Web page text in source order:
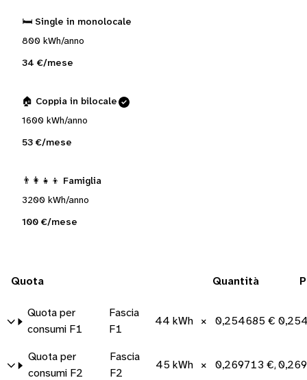
🛏️ Single in monolocale
800 kWh/anno
34 €/mese
🏠 Coppia in bilocale
1600 kWh/anno
53 €/mese
👨‍👩‍👧‍👦 Famiglia
3200 kWh/anno
100 €/mese
Quota Quantità
Quota per
consumi F1
Fascia
F1
44 kWh × 0,254685 €/kWh
Quota per
consumi F2
Fascia
F2
45 kWh × 0,269713 €/kWh